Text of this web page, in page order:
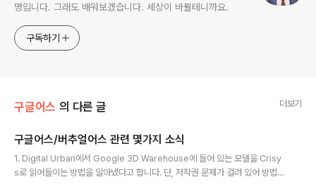
명입니다. 그래도 배워보겠습니다. 세상이 바뀔테니까요.
구독하기
구글어스 의 다른 글 더보기
구글어스/버추얼어스 관련 몇가지 소식
1. Digital Urban에서 Google 3D Warehouse에 들어 있는 모델을 Crisy
s로 읽어들이는 방법을 알아냈다고 합니다. 단, 저작권 문제가 걸려 있어 방법은